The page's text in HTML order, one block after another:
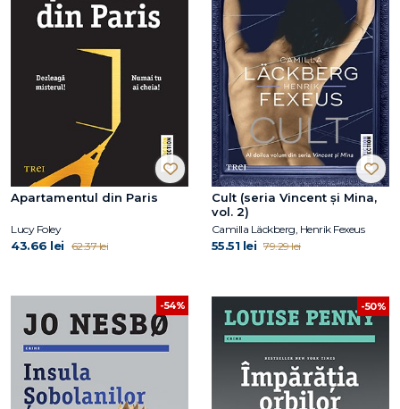
Apartamentul din Paris
Lucy Foley
43.66 lei 62.37 lei
Cult (seria Vincent și Mina,
vol. 2)
Camilla Läckberg, Henrik Fexeus
55.51 lei 79.29 lei
-54% -50%